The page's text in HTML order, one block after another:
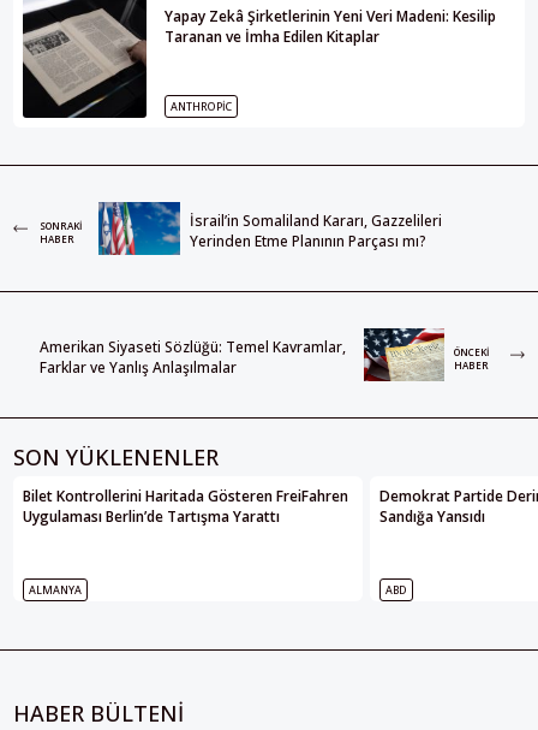
Yapay Zekâ Şirketlerinin Yeni Veri Madeni: Kesilip
Taranan ve İmha Edilen Kitaplar
ANTHROPIC
SONRAKI
HABER
İsrail’in Somaliland Kararı, Gazzelileri
Yerinden Etme Planının Parçası mı?
Amerikan Siyaseti Sözlüğü: Temel Kavramlar,
Farklar ve Yanlış Anlaşılmalar
ÖNCEKI
HABER
SON YÜKLENENLER
Bilet Kontrollerini Haritada Gösteren FreiFahren
Uygulaması Berlin’de Tartışma Yarattı
ALMANYA
Demokrat Partide
Sandığa Yansıdı
ABD
HABER BÜLTENİ